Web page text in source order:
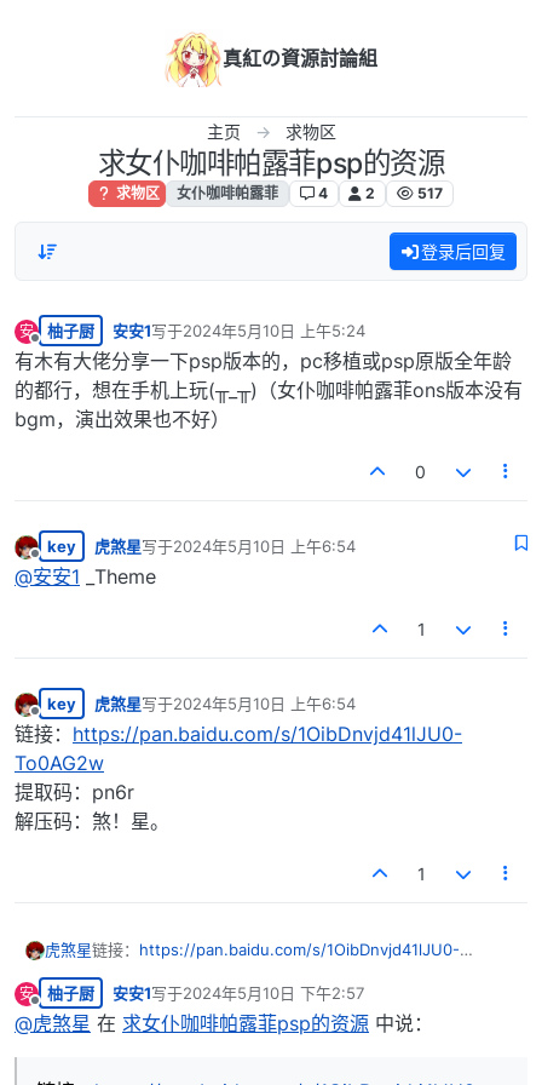
真紅の資源討論組
主页 求物区
求女仆咖啡帕露菲psp的资源
求物区 女仆咖啡帕露菲 4 2 517
登录后回复
安
离线
柚子厨 安安1写于2024年5月10日 上午5:24
最后由 编辑
有木有大佬分享一下psp版本的，pc移植或psp原版全年龄
的都行，想在手机上玩(╥_╥)（女仆咖啡帕露菲ons版本没有
bgm，演出效果也不好）
0
离线
key 虎煞星写于2024年5月10日 上午6:54
最后由 编辑
@安安1 _Theme
1
离线
key 虎煞星写于2024年5月10日 上午6:54
最后由 编辑
链接： https://pan.baidu.com/s/1OibDnvjd41lJU0-
To0AG2w
提取码：pn6r
解压码：煞！星。
1
虎煞星链接： https://pan.baidu.com/s/1OibDnvjd41lJU0-
To0AG2w
提取码：pn6r
解压码：煞！星。
安
离线
柚子厨 安安1写于2024年5月10日 下午2:57
最后由 编辑
@虎煞星 在 求女仆咖啡帕露菲psp的资源 中说：